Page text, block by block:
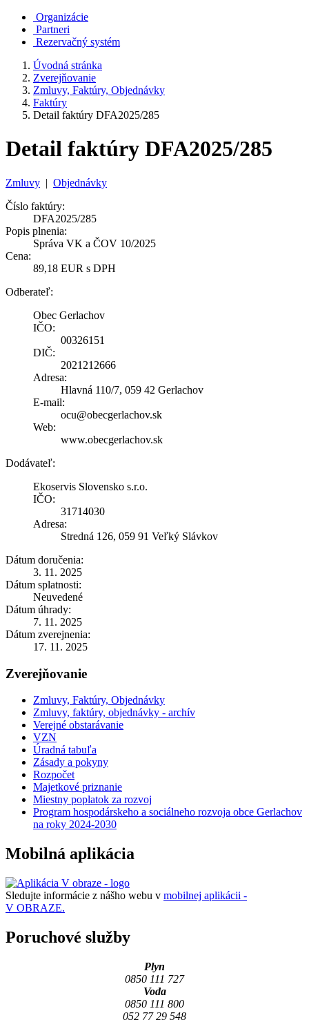
Organizácie
Partneri
Rezervačný systém
Úvodná stránka
Zverejňovanie
Zmluvy, Faktúry, Objednávky
Faktúry
Detail faktúry DFA2025/285
Detail faktúry DFA2025/285
Zmluvy | Objednávky
Číslo faktúry:
DFA2025/285
Popis plnenia:
Správa VK a ČOV 10/2025
Cena:
89,18 EUR s DPH
Odberateľ:
Obec Gerlachov
IČO:
00326151
DIČ:
2021212666
Adresa:
Hlavná 110/7, 059 42 Gerlachov
E-mail:
ocu@obecgerlachov.sk
Web:
www.obecgerlachov.sk
Dodávateľ:
Ekoservis Slovensko s.r.o.
IČO:
31714030
Adresa:
Stredná 126, 059 91 Veľký Slávkov
Dátum doručenia:
3. 11. 2025
Dátum splatnosti:
Neuvedené
Dátum úhrady:
7. 11. 2025
Dátum zverejnenia:
17. 11. 2025
Zverejňovanie
Zmluvy, Faktúry, Objednávky
Zmluvy, faktúry, objednávky - archív
Verejné obstarávanie
VZN
Úradná tabuľa
Zásady a pokyny
Rozpočet
Majetkové priznanie
Miestny poplatok za rozvoj
Program hospodárskeho a sociálneho rozvoja obce Gerlachov
na roky 2024-2030
Mobilná aplikácia
Sledujte informácie z nášho webu v mobilnej aplikácii -
V OBRAZE.
Poruchové služby
Plyn
0850 111 727
Voda
0850 111 800
052 77 29 548